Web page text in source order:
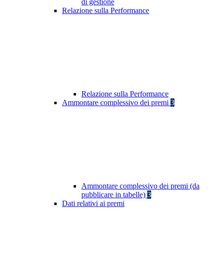
di gestione
Relazione sulla Performance
Relazione sulla Performance
Ammontare complessivo dei premi 3
Ammontare complessivo dei premi (da
pubblicare in tabelle) 3
Dati relativi ai premi